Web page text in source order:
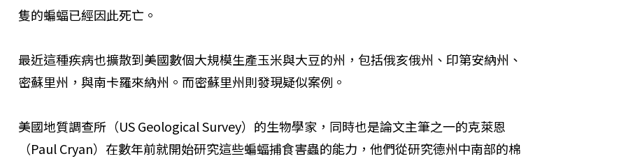
隻的蝙蝠已經因此死亡。
最近這種疾病也擴散到美國數個大規模生產玉米與大豆的州，包括俄亥俄州、印第安納州、
密蘇里州，與南卡羅來納州。而密蘇里州則發現疑似案例。
美國地質調查所（US Geological Survey）的生物學家，同時也是論文主筆之一的克萊恩
（Paul Cryan）在數年前就開始研究這些蝙蝠捕食害蟲的能力，他們從研究德州中南部的棉